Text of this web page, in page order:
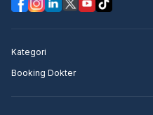
Kategori
Booking Dokter